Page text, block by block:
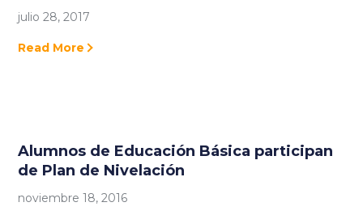
julio 28, 2017
Read More
Alumnos de Educación Básica participan
de Plan de Nivelación
noviembre 18, 2016